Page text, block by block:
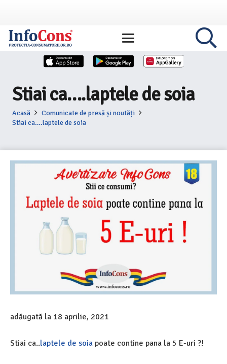
Stiai ca….laptele de soia
Acasă
Comunicate de presă și noutăți
Stiai ca….laptele de soia
adăugată la 18 aprilie, 2021
Stiai ca..laptele de soia poate contine pana la 5 E-uri ?!